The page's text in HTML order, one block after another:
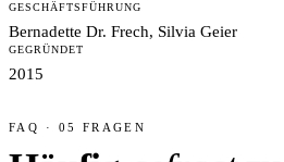
GESCHÄFTSFÜHRUNG
Bernadette Dr. Frech, Silvia Geier
GEGRÜNDET
2015
FAQ · 05 FRAGEN